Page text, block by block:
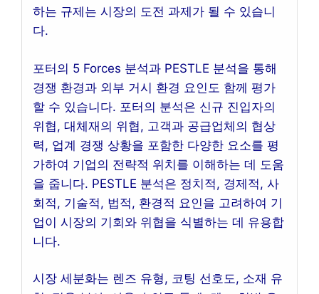
하는 규제는 시장의 도전 과제가 될 수 있습니
다.
포터의 5 Forces 분석과 PESTLE 분석을 통해
경쟁 환경과 외부 거시 환경 요인도 함께 평가
할 수 있습니다. 포터의 분석은 신규 진입자의
위협, 대체재의 위협, 고객과 공급업체의 협상
력, 업계 경쟁 상황을 포함한 다양한 요소를 평
가하여 기업의 전략적 위치를 이해하는 데 도움
을 줍니다. PESTLE 분석은 정치적, 경제적, 사
회적, 기술적, 법적, 환경적 요인을 고려하여 기
업이 시장의 기회와 위협을 식별하는 데 유용합
니다.
시장 세분화는 렌즈 유형, 코팅 선호도, 소재 유